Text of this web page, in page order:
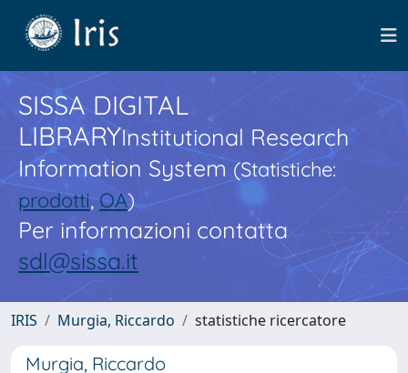
SISSA DIGITAL
LIBRARYInstitutional Research
Information System(Statistiche:
prodotti,OA)
Per informazioni contatta
sdl@sissa.it
IRIS Murgia, Riccardo statistiche ricercatore
Murgia, Riccardo